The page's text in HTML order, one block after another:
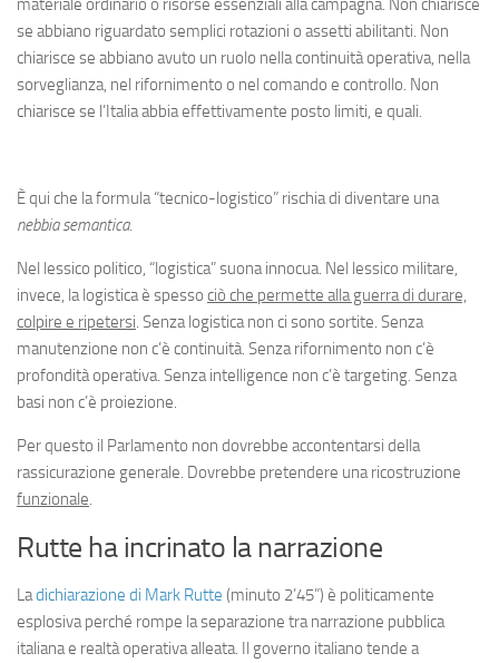
materiale ordinario o risorse essenziali alla campagna. Non chiarisce
se abbiano riguardato semplici rotazioni o assetti abilitanti. Non
chiarisce se abbiano avuto un ruolo nella continuità operativa, nella
sorveglianza, nel rifornimento o nel comando e controllo. Non
chiarisce se l’Italia abbia effettivamente posto limiti, e quali.
È qui che la formula “tecnico-logistico” rischia di diventare una
nebbia semantica.
Nel lessico politico, “logistica” suona innocua. Nel lessico militare,
invece, la logistica è spesso ciò che permette alla guerra di durare,
colpire e ripetersi. Senza logistica non ci sono sortite. Senza
manutenzione non c’è continuità. Senza rifornimento non c’è
profondità operativa. Senza intelligence non c’è targeting. Senza
basi non c’è proiezione.
Per questo il Parlamento non dovrebbe accontentarsi della
rassicurazione generale. Dovrebbe pretendere una ricostruzione
funzionale.
Rutte ha incrinato la narrazione
Ladichiarazione di Mark Rutte (minuto 2’45”) è politicamente
esplosiva perché rompe la separazione tra narrazione pubblica
italiana e realtà operativa alleata. Il governo italiano tende a